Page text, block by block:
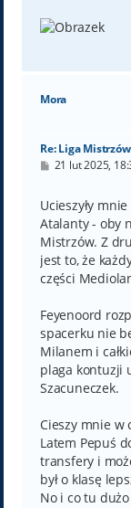
Mora
Re: Liga
P
t
21 lut 2025,
Ucieszyły
Atalanty - oby
Mistrzów. Z
jest to, że
części
Feyenoord
spacerku nie
Milanem i
plaga kontuzji
Szacuneczek.
Cieszy mnie
Latem Pepuś
transfery i
był o klasę
No i co tu